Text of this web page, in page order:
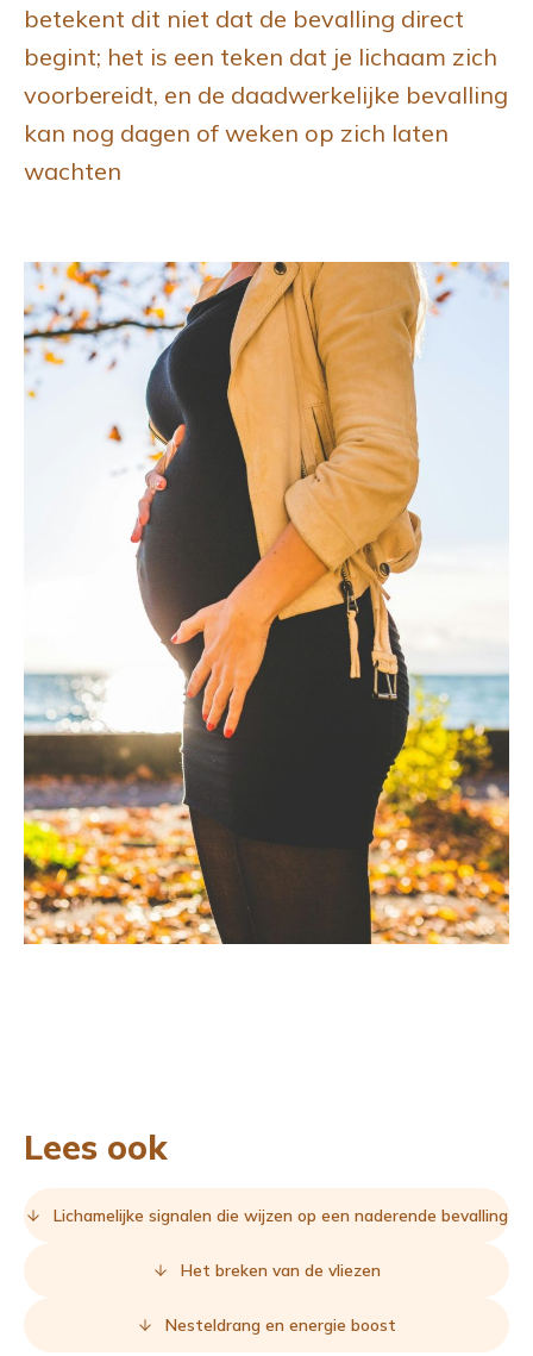
betekent dit niet dat de bevalling direct
begint; het is een teken dat je lichaam zich
voorbereidt, en de daadwerkelijke bevalling
kan nog dagen of weken op zich laten
wachten
Lees ook
Lichamelijke signalen die wijzen op een naderende bevalling
Het breken van de vliezen
Nesteldrang en energie boost